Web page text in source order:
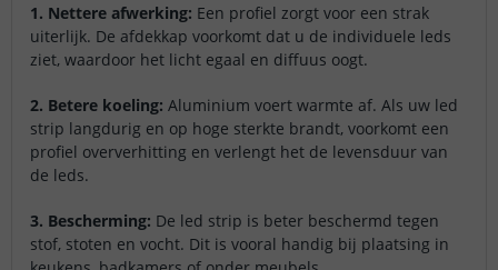
1. Nettere afwerking: Een profiel zorgt voor een strak
uiterlijk. De afdekkap voorkomt dat u de individuele leds
ziet, waardoor het licht egaal en diffuus oogt.
2. Betere koeling: Aluminium voert warmte af. Als uw led
strip langdurig en op hoge sterkte brandt, voorkomt een
profiel oververhitting en verlengt het de levensduur van
de leds.
3. Bescherming: De led strip is beter beschermd tegen
stof, stoten en vocht. Dit is vooral handig bij plaatsing in